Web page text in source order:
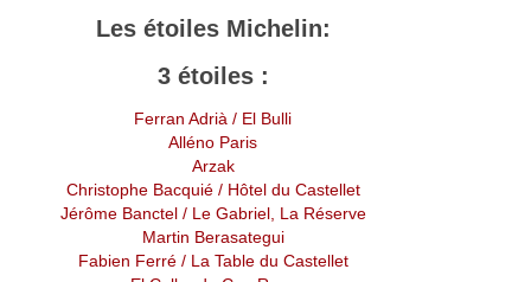
Les étoiles Michelin:
3 étoiles :
Ferran Adrià / El Bulli
Alléno Paris
Arzak
Christophe Bacquié/ Hôtel du Castellet
Jérôme Banctel / Le Gabriel, La Réserve
Martin Berasategui
Fabien Ferré / La Table du Castellet